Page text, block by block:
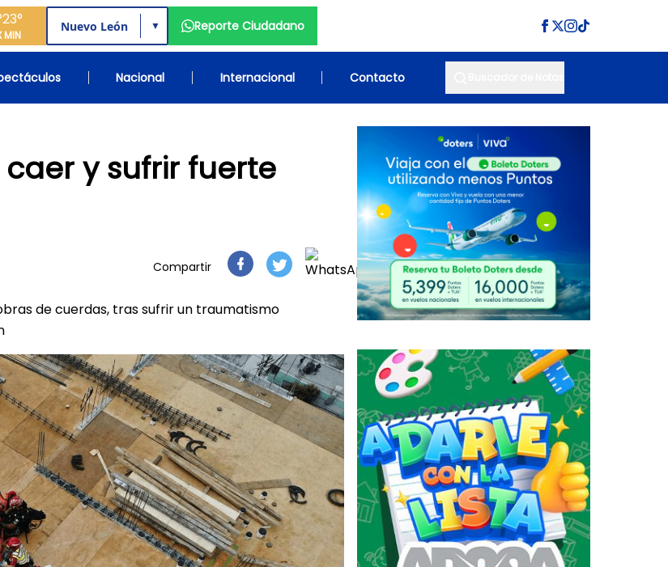
23°
MIN
▼ Reporte Ciudadano
Nacional Internacional Contacto
y sufrir fuerte
Compartir
de cuerdas, tras sufrir un traumatismo